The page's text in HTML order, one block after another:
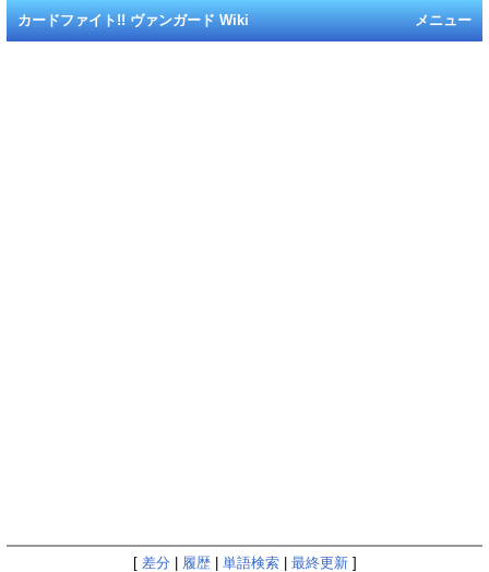
メニュー
カードファイト!! ヴァンガード Wiki
[ 差分 履歴| 単語検索| 最終更新]